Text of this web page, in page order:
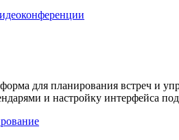
для планирования встреч и
и настройку интерфейса